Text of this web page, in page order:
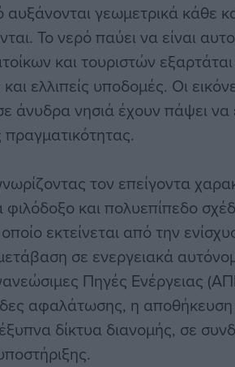
γεωμετρικά κάθε
Το νερό παύει να είναι
και τουριστών
ελλιπείς υποδομές. Οι
άνυδρα νησιά έχουν πάψει να
τον επείγοντα
φιλόδοξο και πολυεπίπεδο
εκτείνεται από την
σε ενεργειακά
Πηγές Ενέργειας
αφαλάτωσης, η αποθήκευση
δίκτυα διανομής, σε